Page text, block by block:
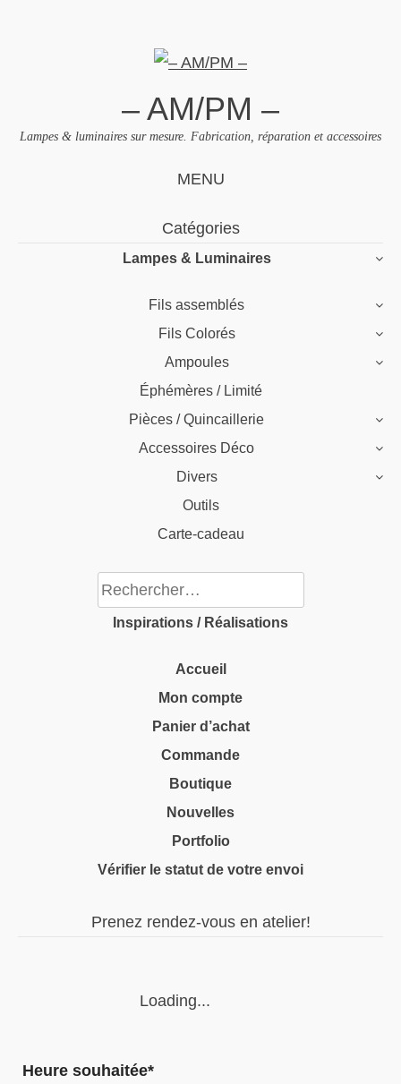
– AM/PM –
Lampes & luminaires sur mesure. Fabrication, réparation et accessoires
MENU
Catégories
Lampes & Luminaires
Fils assemblés
Fils Colorés
Ampoules
Éphémères / Limité
Pièces / Quincaillerie
Accessoires Déco
Divers
Outils
Carte-cadeau
Rechercher :
Inspirations / Réalisations
Accueil
Mon compte
Panier d’achat
Commande
Boutique
Nouvelles
Portfolio
Vérifier le statut de votre envoi
Prenez rendez-vous en atelier!
Loading...
Heure souhaitée*